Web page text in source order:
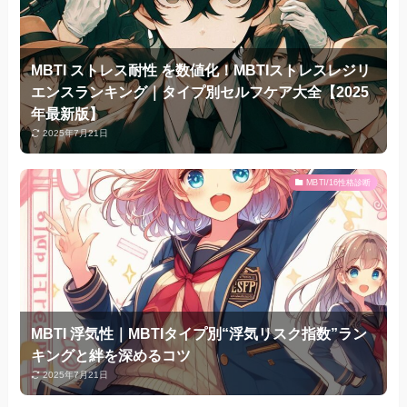
MBTI ストレス耐性 を数値化！MBTIストレスレジリ
エンスランキング｜タイプ別セルフケア大全【2025
年最新版】
2025年7月21日
MBTI/16性格診断
MBTI 浮気性｜MBTIタイプ別“浮気リスク指数”ラン
キングと絆を深めるコツ
2025年7月21日